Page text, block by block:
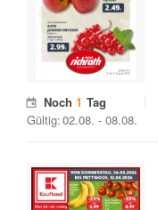
Noch 1 Tag
Gültig:02.08. - 08.08.